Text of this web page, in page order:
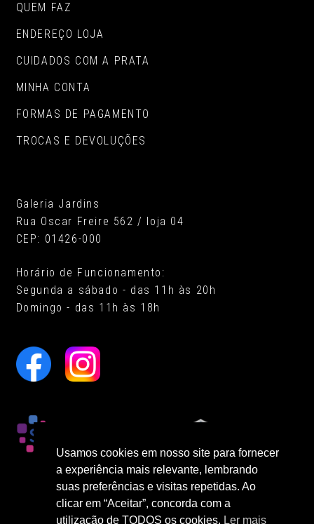
QUEM FAZ
ENDEREÇO LOJA
CUIDADOS COM A PRATA
MINHA CONTA
FORMAS DE PAGAMENTO
TROCAS E DEVOLUÇÕES
Galeria Jardins
Rua Oscar Freire 562 / loja 04
CEP: 01426-000
Horário de Funcionamento:
Segunda a sábado - das 11h às 20h
Domingo - das 11h às 18h
Usamos cookies em nosso site para fornecer
a experiência mais relevante, lembrando
suas preferências e visitas repetidas. Ao
clicar em “Aceitar”, concorda com a
utilização de TODOS os cookies. Ler mais